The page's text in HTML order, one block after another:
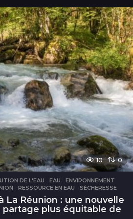
10 0
DE L'EAU ,EAU ,ENVIRONNEMENT
,RESSOURCE EN EAU ,SÉCHERESSE
La Réunion : une nouvelle
plus équitable de